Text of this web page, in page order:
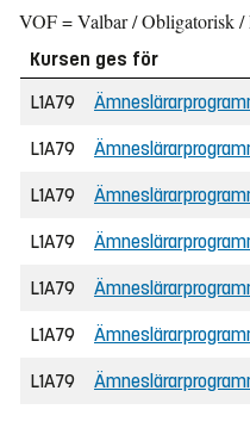
VOF = Valbar / Obligatorisk
Kursen ges för
L1A79
L1A79
L1A79
L1A79
L1A79
L1A79
L1A79